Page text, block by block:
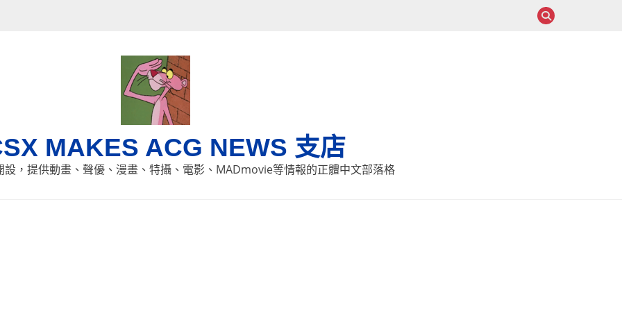
MAKES ACG NEWS 支店
設，提供動畫、聲優、漫畫、特攝、電影、MADmovie等情報的正體中文部落格